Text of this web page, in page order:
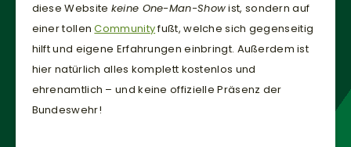
diese Website keine One-Man-Showist, sondern auf
einer tollenCommunityfußt, welche sich gegenseitig
hilft und eigene Erfahrungen einbringt. Außerdem ist
hier natürlich alles komplett kostenlos und
ehrenamtlich – und keine offizielle Präsenz der
Bundeswehr!
Besuchs so
gut wie
möglich
diese Cookies